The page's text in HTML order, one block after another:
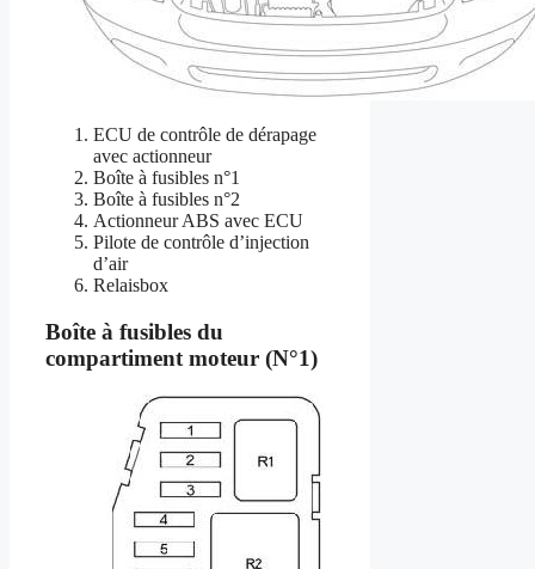
ECU de contrôle de dérapage
avec actionneur
Boîte à fusibles n°1
Boîte à fusibles n°2
Actionneur ABS avec ECU
Pilote de contrôle d’injection
d’air
Relaisbox
Boîte à fusibles du
compartiment moteur (N°1)